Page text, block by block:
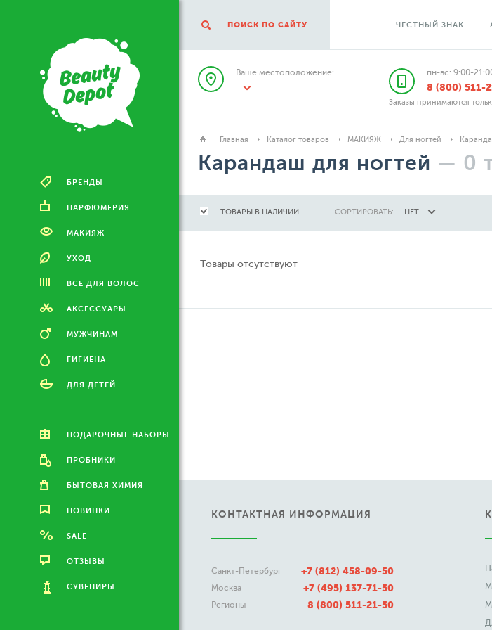
БРЕНДЫ
ПАРФЮМЕРИЯ
МАКИЯЖ
УХОД
ВСЕ ДЛЯ ВОЛОС
АКСЕССУАРЫ
МУЖЧИНАМ
ГИГИЕНА
ДЛЯ ДЕТЕЙ
ПОДАРОЧНЫЕ НАБОРЫ
ПРОБНИКИ
БЫТОВАЯ ХИМИЯ
НОВИНКИ
SALE
ОТЗЫВЫ
СУВЕНИРЫ
ПОИСК ПО САЙТУ ЧЕСТНЫЙ ЗНАК
Ваше местоположение: пн-вс: 9:00-
8 (800) 511-
Заказы принимаются
Главная Каталог товаров МАКИЯЖ Для ногтей
Карандаш для ногтей — 0
ТОВАРЫ В НАЛИЧИИ СОРТИРОВАТЬ: НЕТ
Товары отсутствуют
КОНТАКТНАЯ ИНФОРМАЦИЯ
Санкт-Петербург +7 (812) 458-09-50
Москва +7 (495) 137-71-50
Регионы 8 (800) 511-21-50